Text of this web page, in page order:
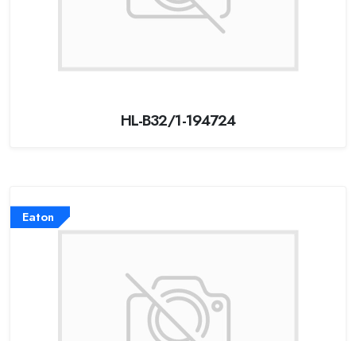
HL-B32/1-194724
Eaton